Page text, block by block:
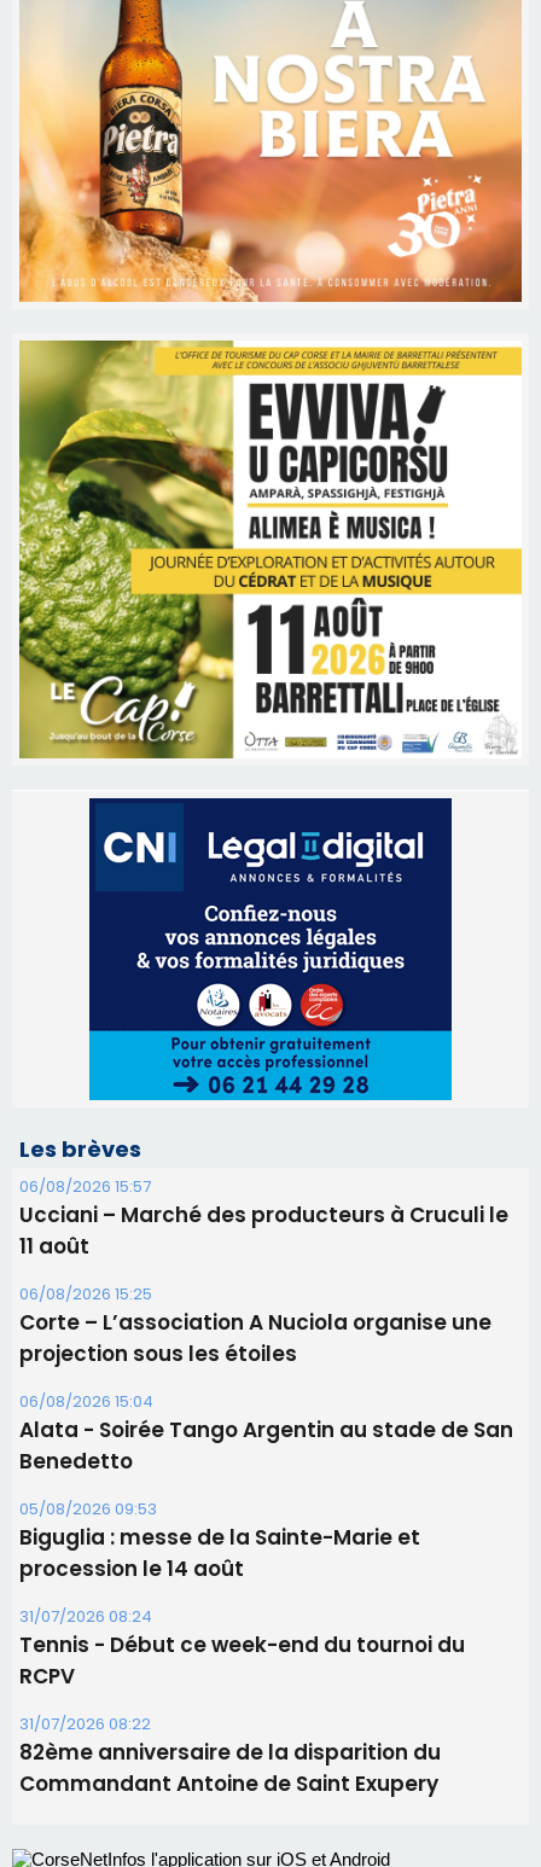
Les brèves
06/08/2026 15:57
Ucciani – Marché des producteurs à Cruculi le
11 août
06/08/2026 15:25
Corte – L’association A Nuciola organise une
projection sous les étoiles
06/08/2026 15:04
Alata - Soirée Tango Argentin au stade de San
Benedetto
05/08/2026 09:53
Biguglia : messe de la Sainte-Marie et
procession le 14 août
31/07/2026 08:24
Tennis - Début ce week-end du tournoi du
RCPV
31/07/2026 08:22
82ème anniversaire de la disparition du
Commandant Antoine de Saint Exupery